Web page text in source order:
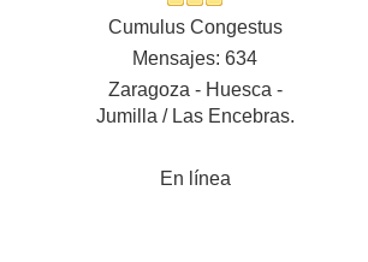
Cumulus Congestus
Mensajes: 634
Zaragoza - Huesca -
Jumilla / Las Encebras.
En línea